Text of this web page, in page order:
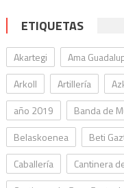
ETIQUETAS
Akartegi Ama
Arkoll
Artillería
año 2019
Banda de
Belaskoenea
Beti
Caballería
Cantinera